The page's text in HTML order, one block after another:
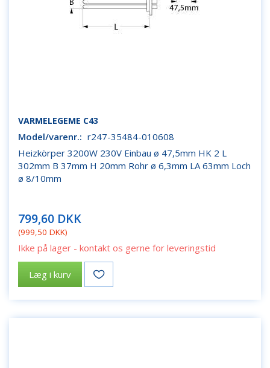
VARMELEGEME C43
Model/varenr.: r247-35484-010608
Heizkörper 3200W 230V Einbau ø 47,5mm HK 2 L
302mm B 37mm H 20mm Rohr ø 6,3mm LA 63mm Loch
ø 8/10mm
799,60 DKK
(999,50 DKK)
Ikke på lager - kontakt os gerne for leveringstid
Læg i kurv